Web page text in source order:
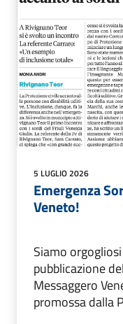
5 LUGLIO 2026
Emergenza
Veneto!
Siamo
pubblicazione
Messaggero
promossa dalla